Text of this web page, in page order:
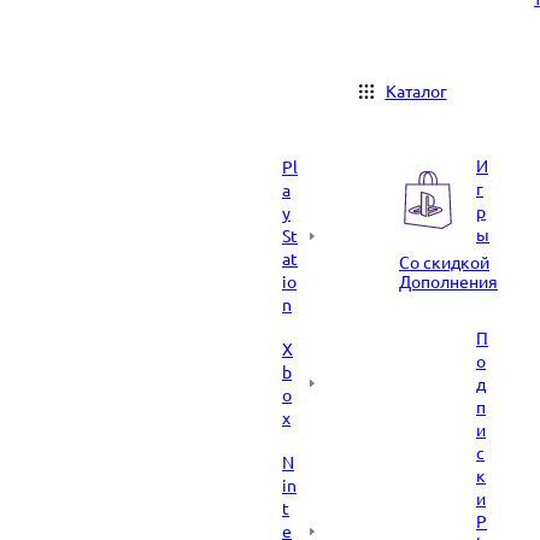
Каталог
Pl
a
y
St
at
io
n
X
b
o
x
N
in
t
e
И
г
р
ы
Со скидкой
Дополнения
П
о
д
п
и
с
к
и
P